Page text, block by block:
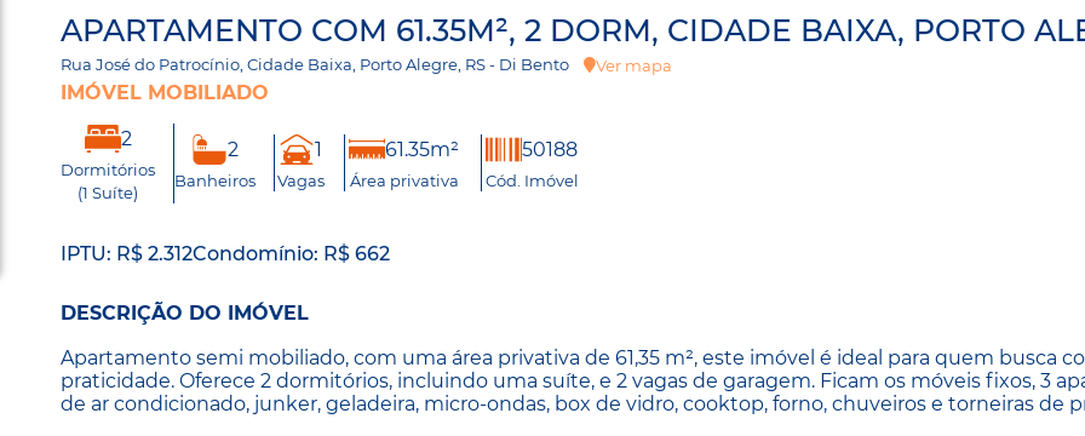
APARTAMENTO COM 61.35M², 2 DORM, CIDADE BAIXA, PORTO
Rua José do Patrocínio, Cidade Baixa, Porto Alegre, RS - Di Bento Ver mapa
IMÓVEL MOBILIADO
2
Dormitórios
(1 Suíte)
2
Banheiros
1
Vagas
61.35m²
Área privativa
50188
Cód. Imóvel
IPTU: R$ 2.312Condomínio: R$ 662
DESCRIÇÃO DO IMÓVEL
Apartamento semi mobiliado, com uma área privativa de 61,35 m², este imóvel é ideal para quem busca
praticidade. Oferece 2 dormitórios, incluindo uma suíte, e 2 vagas de garagem. Ficam os móveis fixos, 3
de ar condicionado, junker, geladeira, micro-ondas, box de vidro, cooktop, forno, chuveiros e torneiras de